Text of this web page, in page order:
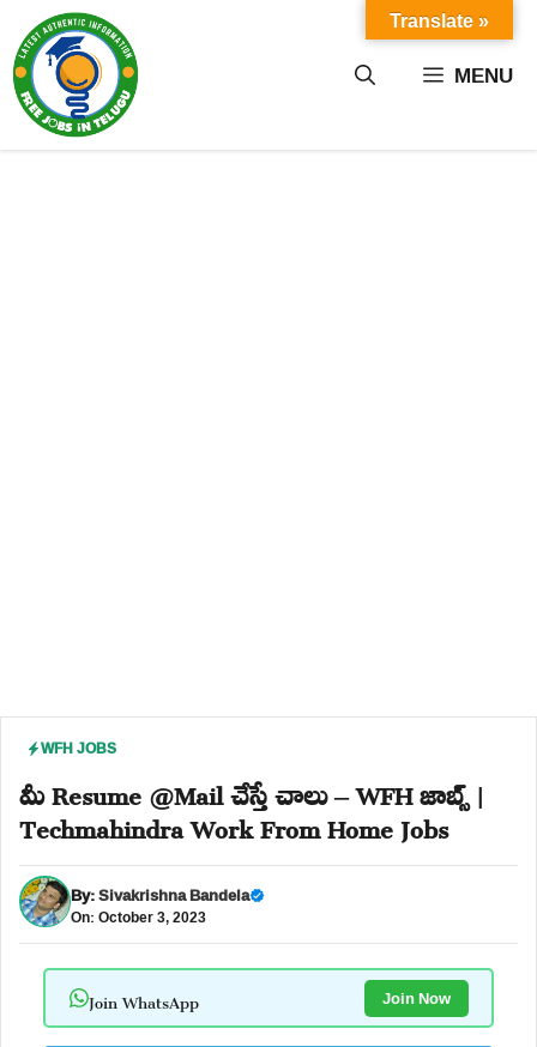
content MENU
WFH JOBS
మీ Resume @Mail చేస్తే చాలు – WFH జాబ్స్ |
Techmahindra Work From Home Jobs
By:Sivakrishna Bandela
On: October 3, 2023
Join WhatsApp Join Now
Translate »